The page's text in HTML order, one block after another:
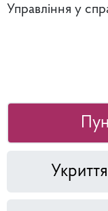
Управління у